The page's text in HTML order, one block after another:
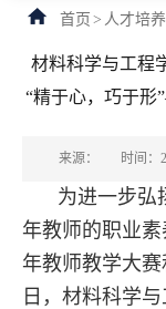
首页 > 人才培养
材料科学与工程
“精于心，巧于
来源： 时间：
为进一步弘
年教师的职业
年教师教学大
日，材料科学